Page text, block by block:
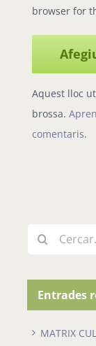
browser for
Aquest lloc
brossa.
comentaris.
Cerca
Entrades
MATRIX